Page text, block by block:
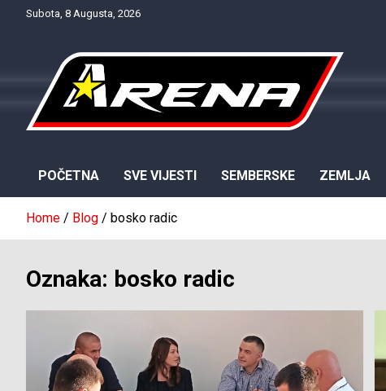
Subota, 8 Augusta, 2026
POČETNA SVE VIJESTI SEMBERSKE ZEMLJA
Home Blog bosko radic
Oznaka: bosko radic